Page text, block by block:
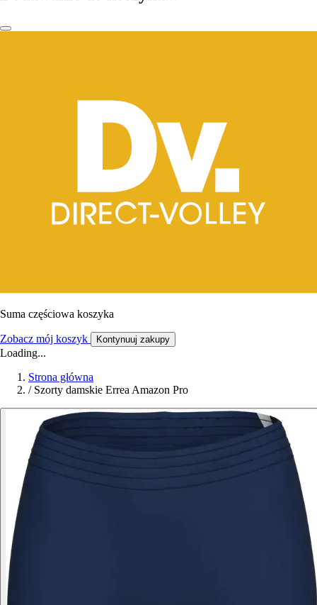
Suma częściowa koszyka
Zobacz mój koszyk Kontynuuj zakupy
Loading...
Strona główna
/ Szorty damskie Errea Amazon Pro